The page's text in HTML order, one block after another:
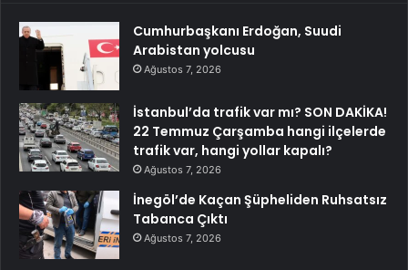
Cumhurbaşkanı Erdoğan, Suudi
Arabistan yolcusu
Ağustos 7, 2026
İstanbul’da trafik var mı? SON DAKİKA!
22 Temmuz Çarşamba hangi ilçelerde
trafik var, hangi yollar kapalı?
Ağustos 7, 2026
İnegöl’de Kaçan Şüpheliden Ruhsatsız
Tabanca Çıktı
Ağustos 7, 2026